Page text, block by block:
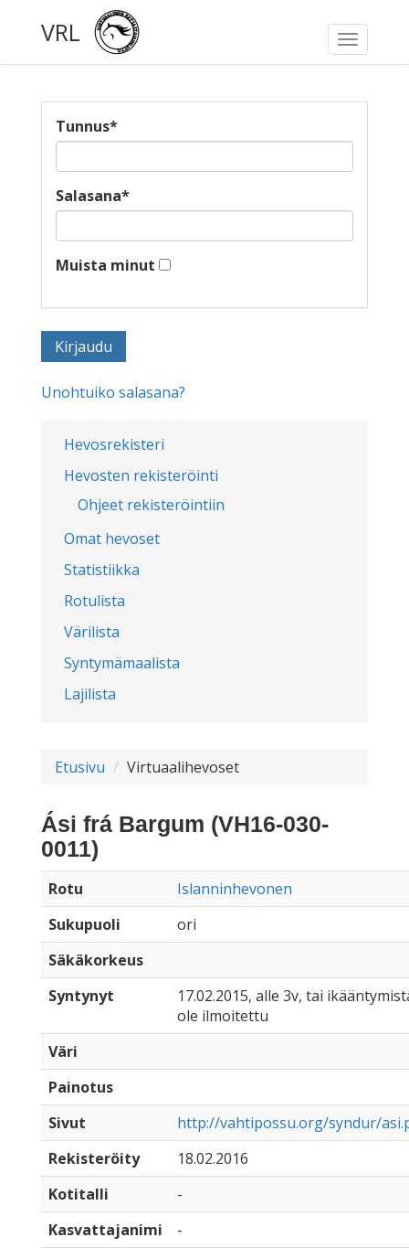
Toggle
VRL
Hevosrekisteri
Hevosten rekisteröinti
Ohjeet rekisteröintiin
Omat hevoset
Statistiikka
Rotulista
Värilista
Syntymämaalista
Lajilista
Tunnus*
Salasana*
Muista minut
Unohtuiko salasana?
Etusivu Virtuaalihevoset
Ási frá Bargum (VH16-030-
0011)
Rotu
Islanninhevonen
Sukupuoli
ori
Säkäkorkeus
Syntynyt
17.02.2015, alle 3v, tai
ole ilmoitettu
Väri
Painotus
Sivut
http://vahtipossu.org/syndur/
Rekisteröity
18.02.2016
Kotitalli
-
Kasvattajanimi
-